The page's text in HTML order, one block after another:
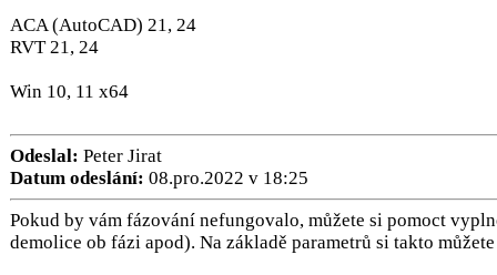
ACA (AutoCAD) 21, 24
RVT 21, 24
Win 10, 11 x64
Odeslal: Peter Jirat
Datum odeslání: 08.pro.2022 v 18:25
Pokud by vám fázování nefungovalo, můžete si pomoct
demolice ob fázi apod). Na základě parametrů si takto